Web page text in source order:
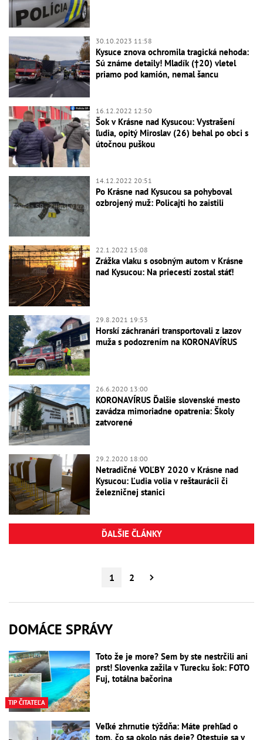
30.10.2023 11:58
Kysuce znova ochromila tragická nehoda:
Sú známe detaily! Mladík (†20) vletel
priamo pod kamión, nemal šancu
16.12.2022 12:50
Šok v Krásne nad Kysucou: Vystrašení
ľudia, opitý Miroslav (26) behal po obci s
útočnou puškou
14.12.2022 20:51
Po Krásne nad Kysucou sa pohyboval
ozbrojený muž: Policajti ho zaistili
22.1.2022 15:08
Zrážka vlaku s osobným autom v Krásne
nad Kysucou: Na priecestí zostal stáť!
29.8.2021 19:53
Horskí záchranári transportovali z lazov
muža s podozrením na KORONAVÍRUS
26.6.2020 13:00
KORONAVÍRUS Ďalšie slovenské mesto
zavádza mimoriadne opatrenia: Školy
zatvorené
29.2.2020 18:00
Netradičné VOĽBY 2020 v Krásne nad
Kysucou: Ľudia volia v reštaurácii či
železničnej stanici
ĎALŠIE ČLÁNKY
1 2
DOMÁCE SPRÁVY
TIP ČITATEĽA
Toto že je more? Sem by ste nestrčili ani
prst! Slovenka zažila v Turecku šok: FOTO
Fuj, totálna bačorina
Veľké zhrnutie týždňa: Máte prehľad o
tom, čo sa okolo nás deje? Otestuje sa v